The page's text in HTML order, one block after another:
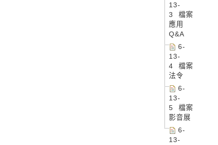
13-
3 檔案
應用
Q&A
6-
13-
4 檔案
法令
6-
13-
5 檔案
影音展
6-
13-